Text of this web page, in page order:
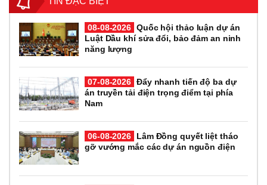
08-08-2026 Quốc hội thảo luận dự án
Luật Dầu khí sửa đổi, bảo đảm an ninh
năng lượng
07-08-2026 Đẩy nhanh tiến độ ba dự
án truyền tải điện trọng điểm tại phía
Nam
06-08-2026
Lâm Đồng quyết liệt tháo
gỡ vướng mắc các dự án nguồn điện